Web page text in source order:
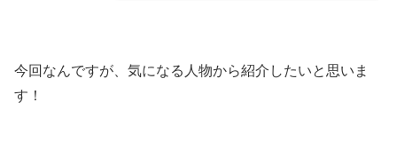
今回なんですが、気になる人物から紹介したいと思いま
す！